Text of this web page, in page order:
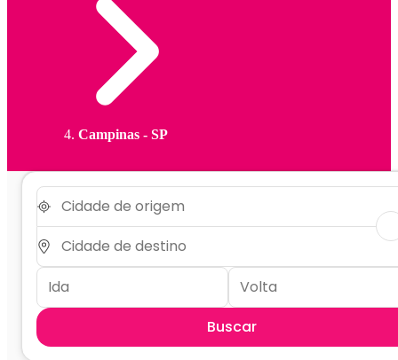
Campinas - SP
Buscar